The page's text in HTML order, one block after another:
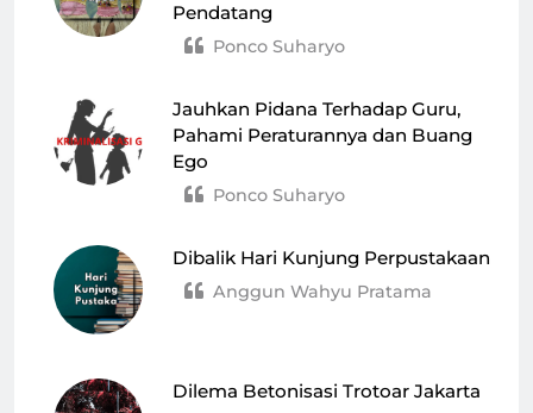
Pendatang
Ponco Suharyo
Jauhkan Pidana Terhadap Guru,
Pahami Peraturannya dan Buang
Ego
Ponco Suharyo
Dibalik Hari Kunjung Perpustakaan
Anggun Wahyu Pratama
Dilema Betonisasi Trotoar Jakarta